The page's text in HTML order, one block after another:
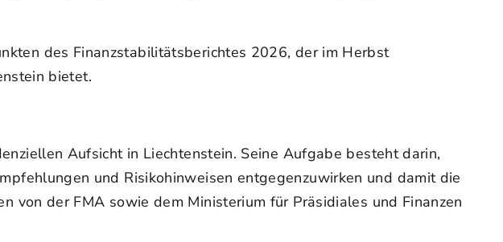
des Finanzstabilitätsberichtes 2026, der im Herbst
bietet.
Aufsicht in Liechtenstein. Seine Aufgabe besteht darin,
und Risikohinweisen entgegenzuwirken und damit die
von der FMA sowie dem Ministerium für Präsidiales und Finanzen